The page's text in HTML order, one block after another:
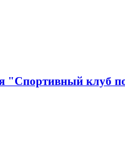
"Спортивный клуб